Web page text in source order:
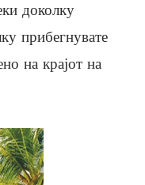
доколку
прибегнувате
на крајот на